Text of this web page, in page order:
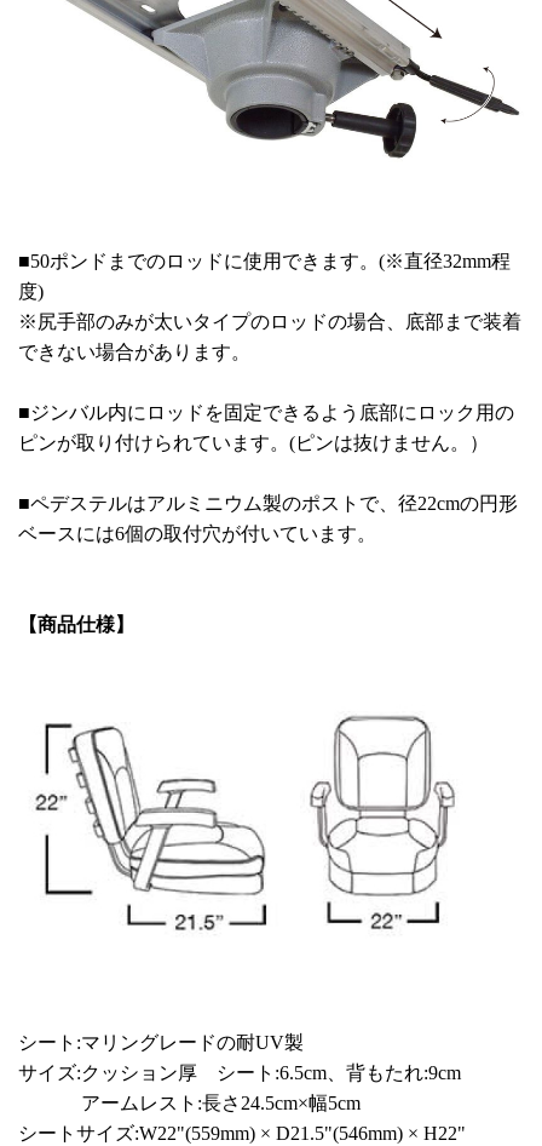
■50ポンドまでのロッドに使用できます。(※直径32mm程
度)
※尻手部のみが太いタイプのロッドの場合、底部まで装着
できない場合があります。
■ジンバル内にロッドを固定できるよう底部にロック用の
ピンが取り付けられています。(ピンは抜けません。）
■ペデステルはアルミニウム製のポストで、径22cmの円形
ベースには6個の取付穴が付いています。
【商品仕様】
シート:マリングレードの耐UV製
サイズ:クッション厚 シート:6.5cm、背もたれ:9cm
アームレスト:長さ24.5cm×幅5cm
シートサイズ:W22"(559mm) × D21.5"(546mm) × H22"